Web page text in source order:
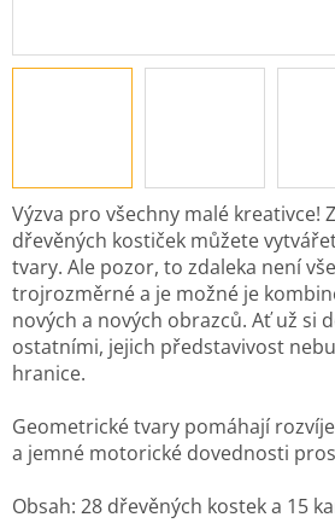
Výzva pro všechny malé kreativce!
dřevěných kostiček můžete
tvary. Ale pozor, to zdaleka není
trojrozměrné a je možné je
nových a nových obrazců. Ať už si
ostatními, jejich představivost
hranice.
Geometrické tvary pomáhají
a jemné motorické dovednosti
Obsah: 28 dřevěných kostek a 15